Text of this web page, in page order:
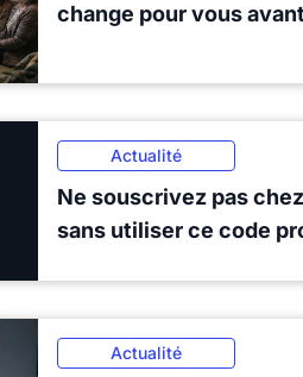
change pour vous
Actualité
Ne souscrivez pas
sans utiliser ce code
Actualité